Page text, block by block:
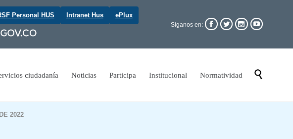
Personal HUS Intranet Hus ePlux
Síganos en:    
Skip
ciudadanía Noticias Participa Institucional Normatividad 
2022